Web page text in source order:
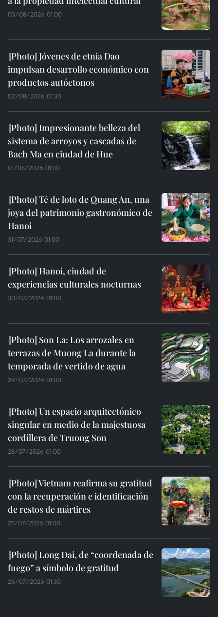
03/08/2026 01:00
Jóvenes de etnia Dao
impulsan desarrollo económico con
productos autóctonos
02/08/2026 01:30
Impresionante belleza del
sistema de arroyos y cascadas de
Bach Ma en ciudad de Hue
01/08/2026 01:30
Té de loto de Quang An, una
joya del patrimonio gastronómico de
Hanoi
31/07/2026 01:00
Hanoi, ciudad de
experiencias culturales nocturnas
30/07/2026 01:00
Son La: Los arrozales en
terrazas de Muong La durante la
temporada de vertido de agua
29/07/2026 01:00
Un espacio arquitectónico
singular en medio de la majestuosa
cordillera de Truong Son
28/07/2026 01:00
Vietnam reafirma su gratitud
con la recuperación e identificación
de restos de mártires
27/07/2026 01:00
Long Dai, de “coordenada de
fuego” a símbolo de gratitud
26/07/2026 01:30